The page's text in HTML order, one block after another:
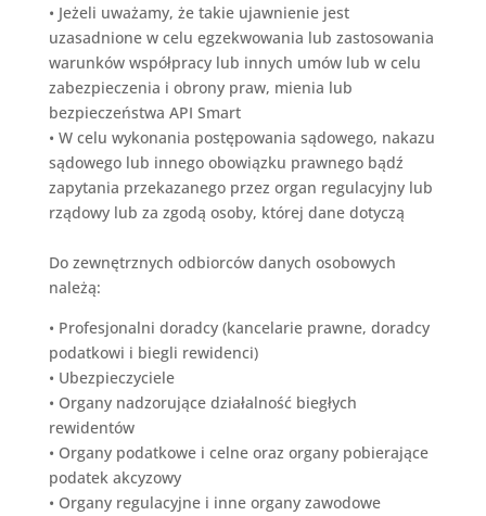
• Jeżeli uważamy, że takie ujawnienie jest
uzasadnione w celu egzekwowania lub zastosowania
warunków współpracy lub innych umów lub w celu
zabezpieczenia i obrony praw, mienia lub
bezpieczeństwa API Smart
• W celu wykonania postępowania sądowego, nakazu
sądowego lub innego obowiązku prawnego bądź
zapytania przekazanego przez organ regulacyjny lub
rządowy lub za zgodą osoby, której dane dotyczą
Do zewnętrznych odbiorców danych osobowych
należą:
• Profesjonalni doradcy (kancelarie prawne, doradcy
podatkowi i biegli rewidenci)
• Ubezpieczyciele
• Organy nadzorujące działalność biegłych
rewidentów
• Organy podatkowe i celne oraz organy pobierające
podatek akcyzowy
• Organy regulacyjne i inne organy zawodowe